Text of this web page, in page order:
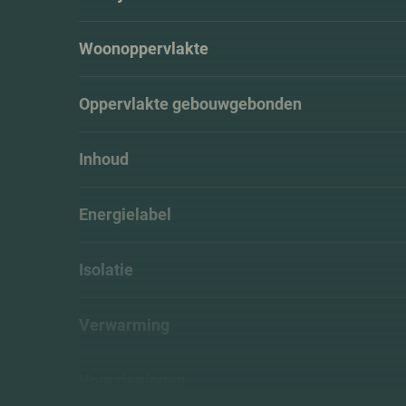
Woonoppervlakte
Oppervlakte gebouwgebonden
Inhoud
Energielabel
Isolatie
Verwarming